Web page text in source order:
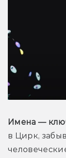
Имена —
в Цирк,